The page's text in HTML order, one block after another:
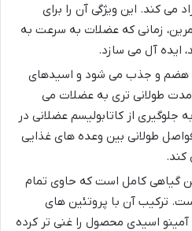
می کند. این ویژگی آن را برای
زمانی که عضلات به سرعت به
ایده آل می سازد.
هضم و جذب می شود و اسیدهای
مدت طولانی تری به عضلات می
از کاتابولیسم عضلانی در
طولانی بین وعده های غذایی
کند.
گیاهی کامل است که حاوی تمام
ترکیب آن با پروتئین های
آمینو اسیدی محصول را غنی تر کرده